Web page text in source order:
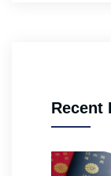
Recent